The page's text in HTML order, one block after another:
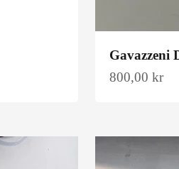
Gavazzeni
Salgspris
800,00 kr